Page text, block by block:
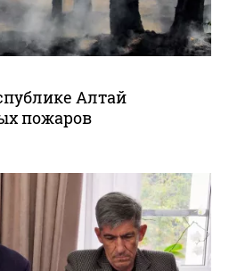
Алтай
пожаров